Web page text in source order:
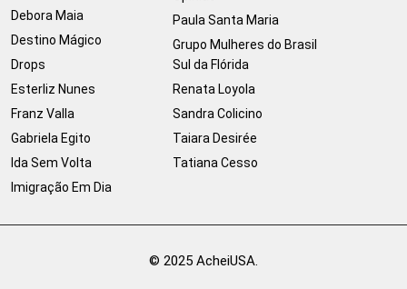
Debora Maia
Destino Mágico
Drops
Esterliz Nunes
Franz Valla
Gabriela Egito
Ida Sem Volta
Imigração Em Dia
Paula Santa Maria
Grupo Mulheres do Brasil
Sul da Flórida
Renata Loyola
Sandra Colicino
Taiara Desirée
Tatiana Cesso
© 2025 AcheiUSA.